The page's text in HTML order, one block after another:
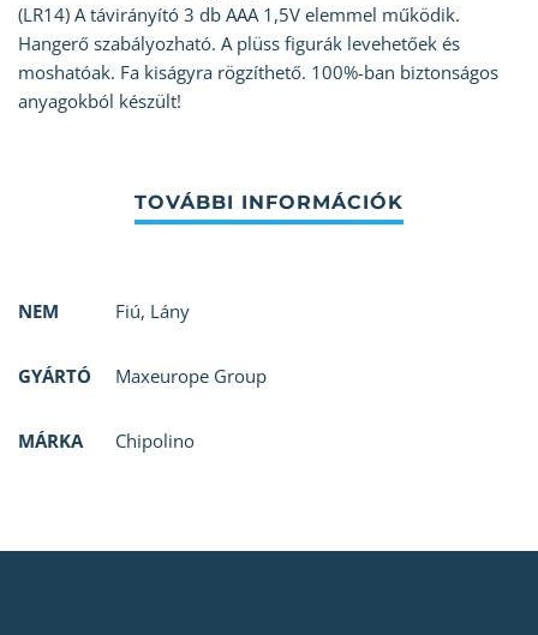
(LR14) A távirányító 3 db AAA 1,5V elemmel működik.
Hangerő szabályozható. A plüss figurák levehetőek és
moshatóak. Fa kiságyra rögzíthető. 100%-ban biztonságos
anyagokból készült!
NEM Fiú, Lány
GYÁRTÓ Maxeurope Group
MÁRKA Chipolino